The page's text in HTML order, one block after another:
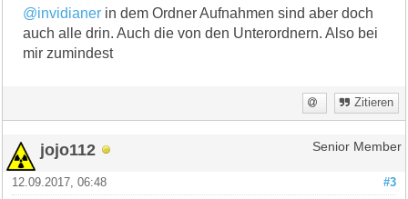
@invidianer in dem Ordner Aufnahmen sind aber doch
auch alle drin. Auch die von den Unterordnern. Also bei
mir zumindest
Zitieren
jojo112 Senior Member
#3
12.09.2017, 06:48